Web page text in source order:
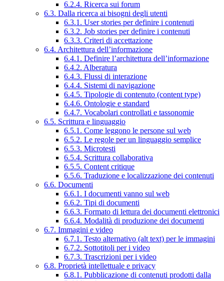
6.2.4. Ricerca sui forum
6.3. Dalla ricerca ai bisogni degli utenti
6.3.1. User stories per definire i contenuti
6.3.2. Job stories per definire i contenuti
6.3.3. Criteri di accettazione
6.4. Architettura dell’informazione
6.4.1. Definire l’architettura dell’informazione
6.4.2. Alberatura
6.4.3. Flussi di interazione
6.4.4. Sistemi di navigazione
6.4.5. Tipologie di contenuto (content type)
6.4.6. Ontologie e standard
6.4.7. Vocabolari controllati e tassonomie
6.5. Scrittura e linguaggio
6.5.1. Come leggono le persone sul web
6.5.2. Le regole per un linguaggio semplice
6.5.3. Microtesti
6.5.4. Scrittura collaborativa
6.5.5. Content critique
6.5.6. Traduzione e localizzazione dei contenuti
6.6. Documenti
6.6.1. I documenti vanno sul web
6.6.2. Tipi di documenti
6.6.3. Formato di lettura dei documenti elettronici
6.6.4. Modalità di produzione dei documenti
6.7. Immagini e video
6.7.1. Testo alternativo (alt text) per le immagini
6.7.2. Sottotitoli per i video
6.7.3. Trascrizioni per i video
6.8. Proprietà intellettuale e privacy
6.8.1. Pubblicazione di contenuti prodotti dalla